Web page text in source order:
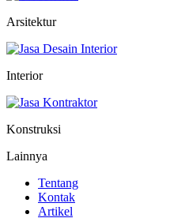
Arsitektur
Interior
Konstruksi
Lainnya
Tentang
Kontak
Artikel